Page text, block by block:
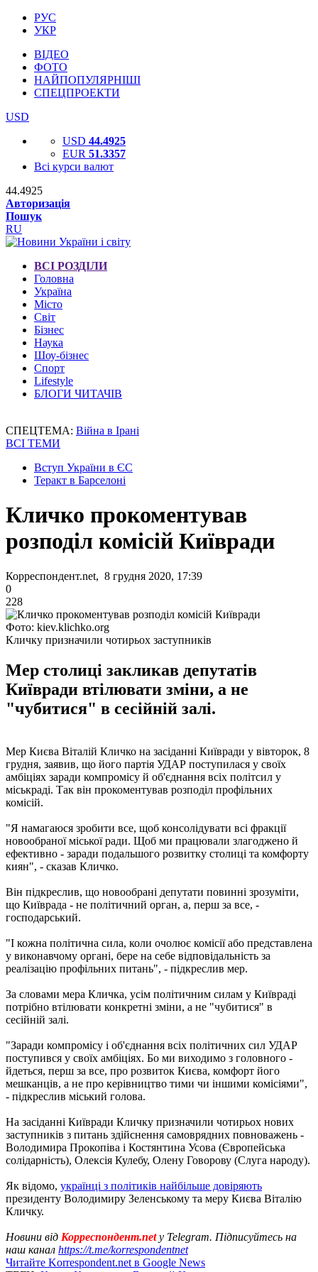
РУС
УКР
ВІДЕО
ФОТО
НАЙПОПУЛЯРНІШІ
СПЕЦПРОЕКТИ
USD
USD 44.4925
EUR 51.3357
Всі курси валют
44.4925
Авторизація
Пошук
RU
ВСІ РОЗДІЛИ
Головна
Україна
Місто
Світ
Бізнес
Наука
Шоу-бізнес
Спорт
Lifestyle
БЛОГИ ЧИТАЧІВ
СПЕЦТЕМА: Війна в Ірані
ВСІ ТЕМИ
Вступ України в ЄС
Теракт в Барселоні
Кличко прокоментував
розподіл комісій Київради
Корреспондент.net, 8 грудня 2020, 17:39
0
228
Фото: kiev.klichko.org
Кличку призначили чотирьох заступників
Мер столиці закликав депутатів
Київради втілювати зміни, а не
"чубитися" в сесійній залі.
Мер Києва Віталій Кличко на засіданні Київради у вівторок, 8
грудня, заявив, що його партія УДАР поступилася у своїх
амбіціях заради компромісу й об'єднання всіх політсил у
міськраді. Так він прокоментував розподіл профільних
комісій.
"Я намагаюся зробити все, щоб консолідувати всі фракції
новообраної міської ради. Щоб ми працювали злагоджено й
ефективно - заради подальшого розвитку столиці та комфорту
киян", - сказав Кличко.
Він підкреслив, що новообрані депутати повинні зрозуміти,
що Київрада - не політичний орган, а, перш за все, -
господарський.
"І кожна політична сила, коли очолює комісії або представлена
​​у виконавчому органі, бере на себе відповідальність за
реалізацію профільних питань", - підкреслив мер.
За словами мера Кличка, усім політичним силам у Київраді
потрібно втілювати конкретні зміни, а не "чубитися" в
сесійній залі.
"Заради компромісу і об'єднання всіх політичних сил УДАР
поступився у своїх амбіціях. Бо ми виходимо з головного -
йдеться, перш за все, про розвиток Києва, комфорт його
мешканців, а не про керівництво тими чи іншими комісіями",
- підкреслив міський голова.
На засіданні Київради Кличку призначили чотирьох нових
заступників з питань здійснення самоврядних повноважень -
Володимира Прокопіва і Костянтина Усова (Європейська
солідарність), Олексія Кулебу, Олену Говорову (Слуга народу).
Як відомо, українці з політиків найбільше довіряють
президенту Володимиру Зеленському та меру Києва Віталію
Кличку.
Новини від Корреспондент.netу Telegram. Підписуйтесь на
наш канал https://t.me/korrespondentnet
Читайте Korrespondent.net в Google News